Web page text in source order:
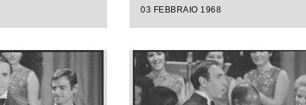
03 FEBBRAIO 1968